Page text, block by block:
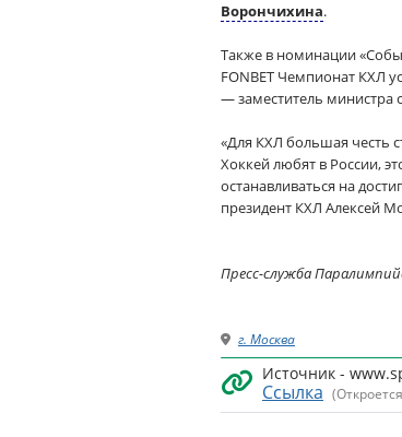
Ворончихина.
Также в номинации
FONBET Чемпионат КХЛ
— заместитель министра
«Для КХЛ большая честь
Хоккей любят в России,
останавливаться на
президент КХЛ Алексей
Пресс-служба
г. Москва
Источник -
Ссылка